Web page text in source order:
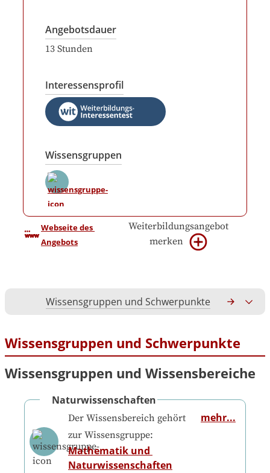
Angebotsdauer
13 Stunden
Interessensprofil
Wissensgruppen
Webseite des
Angebots
Weiterbildungsangebot
merken
Wissensgruppen und Schwerpunkte
Wissensgruppen und Schwerpunkte
Wissensgruppen und Wissensbereiche
Naturwissenschaften
Der Wissensbereich gehört
zur Wissensgruppe:
Mathematik und
Naturwissenschaften
mehr...